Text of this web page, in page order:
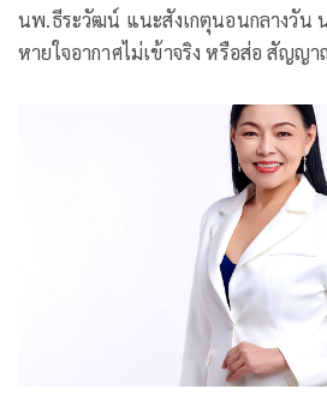
นพ.ธีระวัฒน์ แนะสังเกตุนอนกลางวัน
หายใจอากาศไม่เข้าจริง หรือส่อ สัญ